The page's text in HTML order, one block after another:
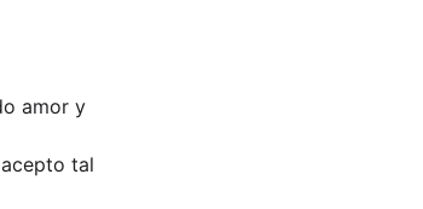
amor y
tal